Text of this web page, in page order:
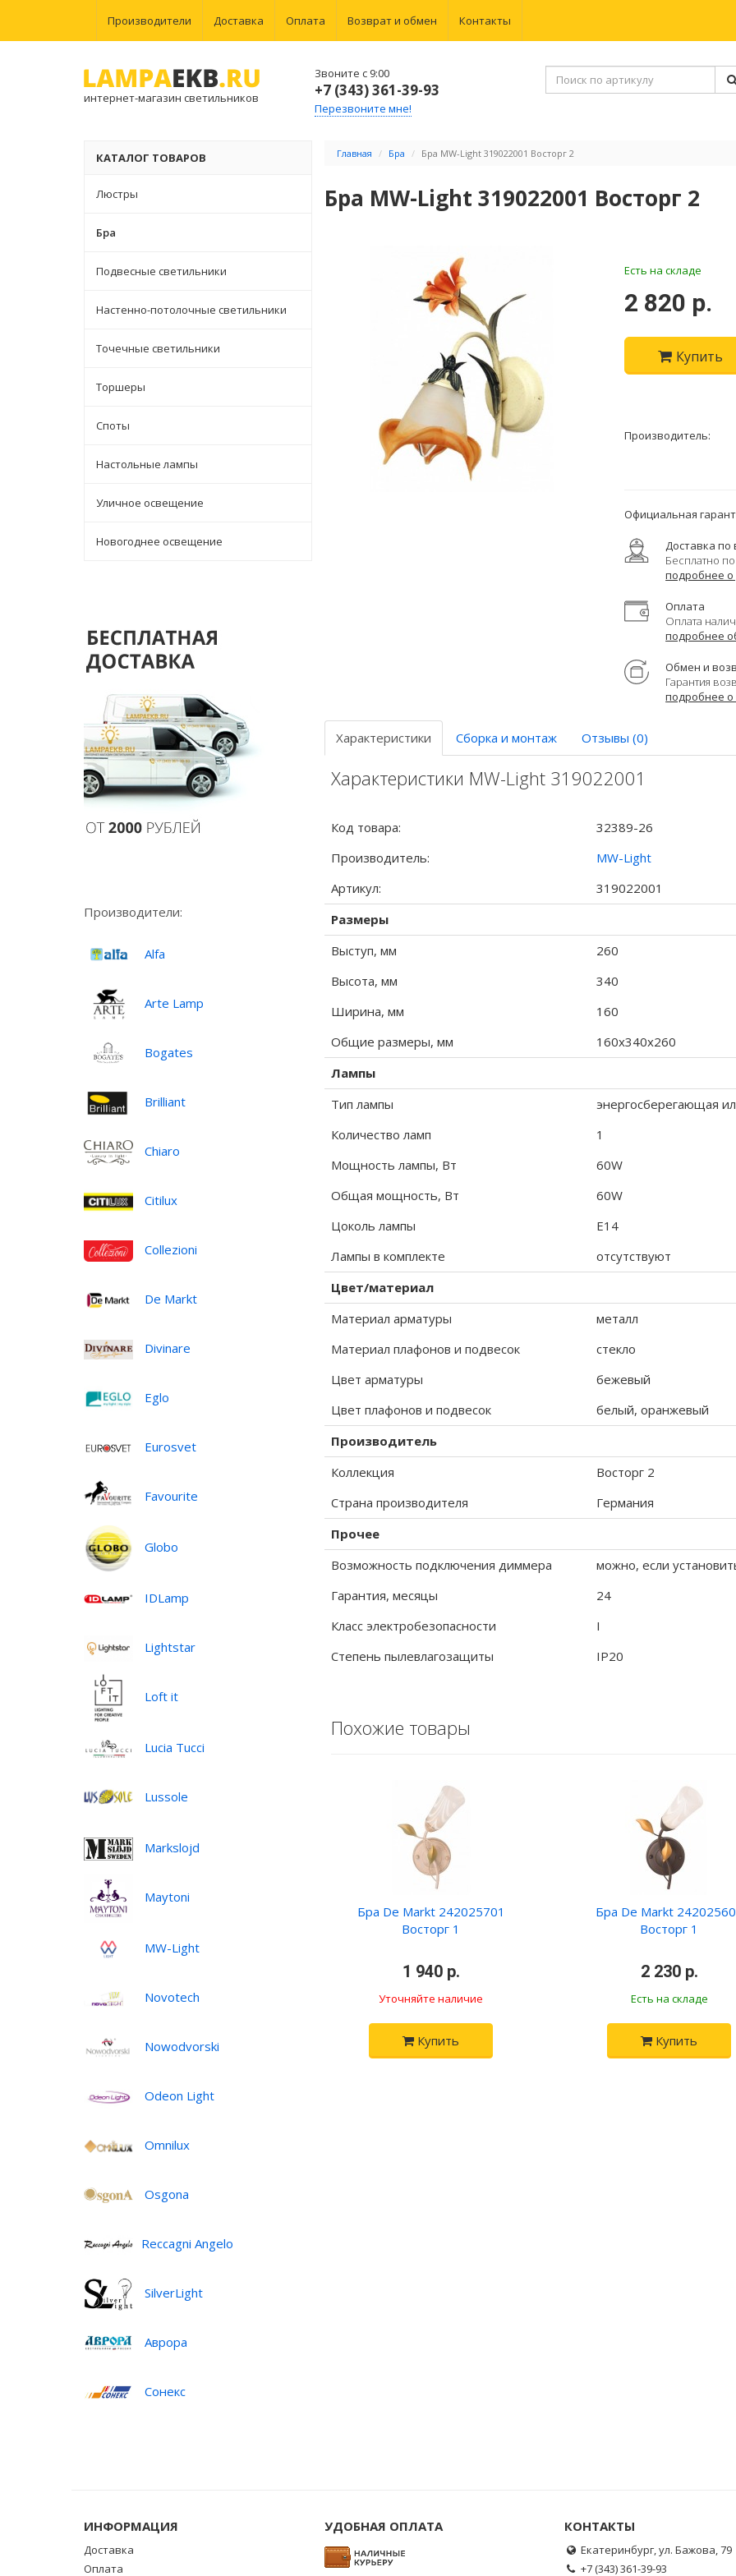
Производители Доставка Оплата Возврат и обмен Контакты
интернет-магазин светильников
Звоните с 9:00
+7 (343) 361-39-93
Перезвоните мне!
КАТАЛОГ ТОВАРОВ
Люстры
Бра
Подвесные светильники
Настенно-потолочные светильники
Точечные светильники
Торшеры
Споты
Настольные лампы
Уличное освещение
Новогоднее освещение
Производители:
Alfa
Arte Lamp
Bogates
Brilliant
Chiaro
Citilux
Collezioni
De Markt
Divinare
Eglo
Eurosvet
Favourite
Globo
IDLamp
Lightstar
Loft it
Lucia Tucci
Lussole
Markslojd
Maytoni
MW-Light
Novotech
Nowodvorski
Odeon Light
Omnilux
Osgona
Reccagni Angelo
SilverLight
Аврора
Сонекс
Главная Бра Бра MW-Light 319022001 Восторг 2
Бра MW-Light 319022001 Восторг 2
Есть на складе
2 820 р.
Купить
Производитель:
Официальная
Доставка по
Бесплатно
подробнее о
Оплата
Оплата
подробнее
Обмен и
Гарантия
подробнее
Характеристики Сборка и монтаж Отзывы (0)
Характеристики MW-Light 319022001
Код товара:
32389-26
Производитель:
MW-Light
Артикул:
319022001
Размеры
Выступ, мм
260
Высота, мм
340
Ширина, мм
160
Общие размеры, мм
160x340x260
Лампы
Тип лампы
энергосберегающая
Количество ламп
1
Мощность лампы, Вт
60W
Общая мощность, Вт
60W
Цоколь лампы
E14
Лампы в комплекте
отсутствуют
Цвет/материал
Материал арматуры
металл
Материал плафонов и подвесок
стекло
Цвет арматуры
бежевый
Цвет плафонов и подвесок
белый, оранжевый
Производитель
Коллекция
Восторг 2
Страна производителя
Германия
Прочее
Возможность подключения диммера
можно, если
Гарантия, месяцы
24
Класс электробезопасности
I
Степень пылевлагозащиты
IP20
Похожие товары
Бра De Markt 242025701
Восторг 1
1 940 р.
Уточняйте наличие
Купить
Бра De Markt
Восторг 1
2 230 р.
Есть на складе
Купить
ИНФОРМАЦИЯ
Доставка
Оплата
УДОБНАЯ ОПЛАТА КОНТАКТЫ
Екатеринбург, ул. Бажова, 79
+7 (343) 361-39-93